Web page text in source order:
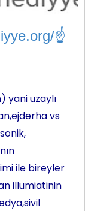
☝
yani uzaylı
vs
ile bireyler
illumiatinin